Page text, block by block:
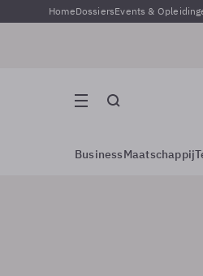
HomeDossiersEvents &
BusinessMaatschappij